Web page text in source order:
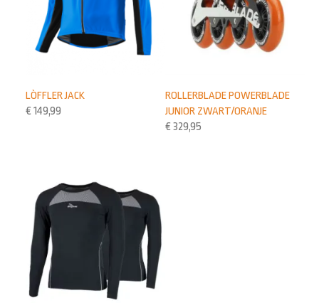
ROLLERBLADE POWERBLADE
JUNIOR ZWART/ORANJE
€ 329,95
LÒFFLER JACK
€ 149,99